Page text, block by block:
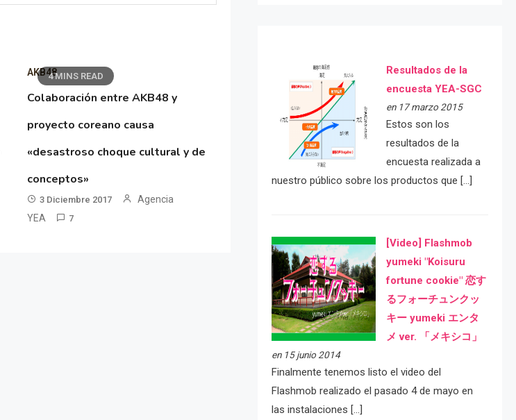
4 MINS READ
AKB48
Colaboración entre AKB48 y
proyecto coreano causa
«desastroso choque cultural y de
conceptos»
3 Diciembre 2017
Agencia
YEA
7
Resultados de la
encuesta YEA-SGC
en 17 marzo 2015
Estos son los
resultados de la
encuesta realizada a
nuestro público sobre los productos que […]
[Video] Flashmob
yumeki "Koisuru
fortune cookie" 恋す
るフォーチュンクッ
キー yumeki エンタ
メ ver. 「メキシコ」
en 15 junio 2014
Finalmente tenemos listo el video del
Flashmob realizado el pasado 4 de mayo en
las instalaciones […]